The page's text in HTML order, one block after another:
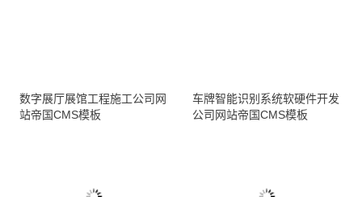
数字展厅展馆工程施工公司网
站帝国CMS模板
车牌智能识别系统软硬件开发
公司网站帝国CMS模板